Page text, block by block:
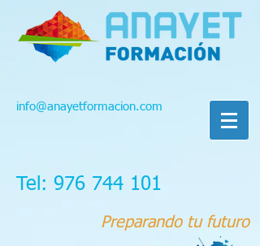
info@anayetformacion.com
Tel: 976 744 101
Preparando tu futuro